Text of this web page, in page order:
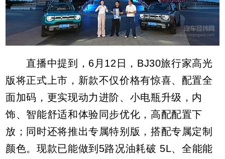
直播中提到，6月12日，BJ30旅行家高光
版将正式上市，新款不仅价格有惊喜、配置全
面加码，更实现动力进阶、小电瓶升级，内
饰、智能舒适和体验同步优化，高配配置下
放；同时还将推出专属特别版，搭配专属定制
颜色。现款已能做到5路况油耗破 5L、全能能